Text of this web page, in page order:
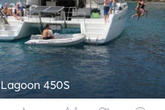
Lagoon 450S